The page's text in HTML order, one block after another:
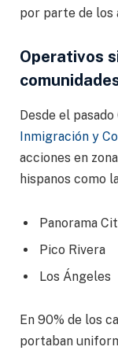
por parte de los
Operativos
Desde el
Inmigración y
acciones en
hispanos como
Panorama
Pico Rivera
Los Ángeles
En 90% de los
portaban